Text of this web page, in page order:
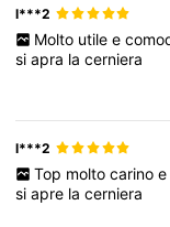
l***2
Molto utile e
siapra lacerniera
l***2
Top molto carino e
siapre lacerniera